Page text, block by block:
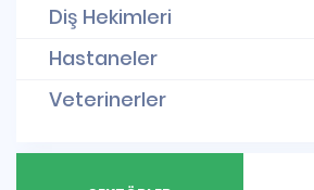
Diş Hekimleri
Hastaneler
Veterinerler